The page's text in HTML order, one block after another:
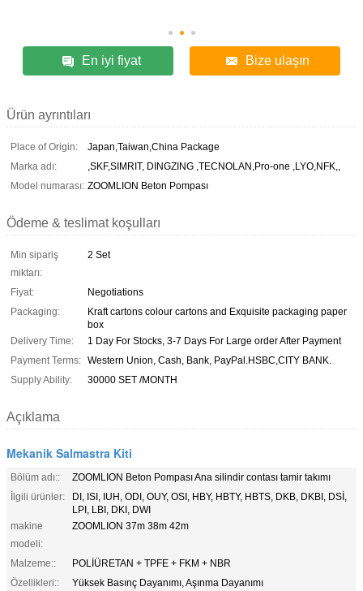
En iyi fiyat Bize ulaşın
Ürün ayrıntıları
Place of Origin:
Japan,Taiwan,China Package
Marka adı:
,SKF,SIMRIT, DINGZING ,TECNOLAN,Pro-one ,LYO,NFK,,
Model numarası: ZOOMLION Beton Pompası
Ödeme & teslimat koşulları
Min sipariş
miktarı:
2 Set
Fiyat:
Negotiations
Packaging:
Kraft cartons colour cartons and Exquisite packaging paper
box
Delivery Time:
1 Day For Stocks, 3-7 Days For Large order After Payment
Payment Terms: Western Union, Cash, Bank, PayPal.HSBC,CITY BANK.
Supply Ability:
30000 SET /MONTH
Açıklama
Mekanik Salmastra Kiti
Bölüm adı::
ZOOMLION Beton Pompası Ana silindir contası tamir takımı
İlgili ürünler:
DI, ISI, IUH, ODI, OUY, OSI, HBY, HBTY, HBTS, DKB, DKBI, DSİ,
LPI, LBI, DKI, DWI
makine
modeli:
ZOOMLION 37m 38m 42m
Malzeme::
POLİÜRETAN + TPFE + FKM + NBR
Özellikleri::
Yüksek Basınç Dayanımı, Aşınma Dayanımı